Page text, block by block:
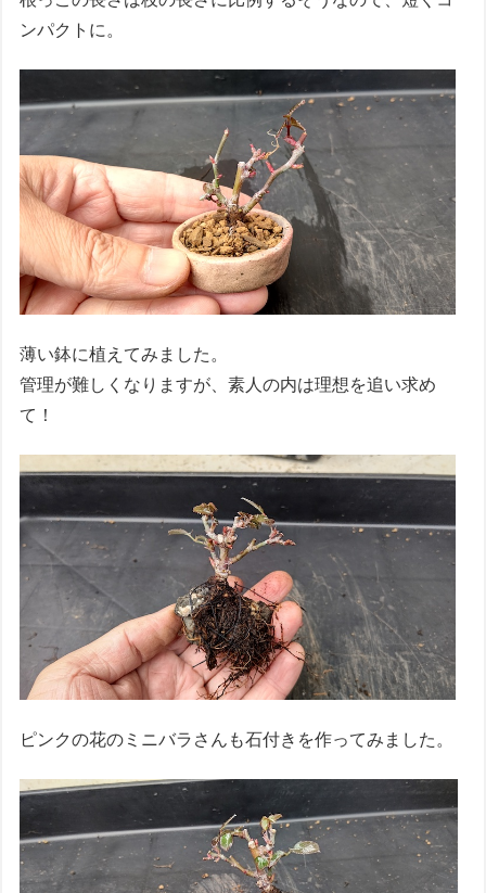
ンパクトに。
薄い鉢に植えてみました。
管理が難しくなりますが、素人の内は理想を追い求め
て！
ピンクの花のミニバラさんも石付きを作ってみました。